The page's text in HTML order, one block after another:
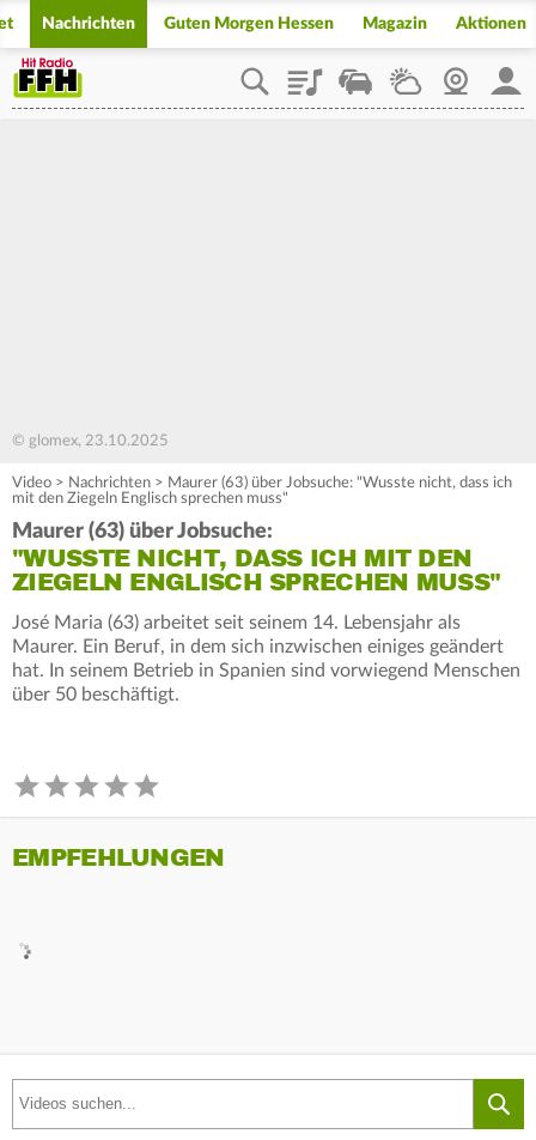
Nachrichten Guten Morgen Hessen Magazin Aktionen
PlaylistStaupilotWetterWebcam
© glomex, 23.10.2025
Video > Nachrichten > Maurer (63) über Jobsuche: "Wusste nicht, dass ich
mit den Ziegeln Englisch sprechen muss"
Maurer (63) über Jobsuche:
"WUSSTE NICHT, DASS ICH MIT DEN
ZIEGELN ENGLISCH SPRECHEN MUSS"
José Maria (63) arbeitet seit seinem 14. Lebensjahr als
Maurer. Ein Beruf, in dem sich inzwischen einiges geändert
hat. In seinem Betrieb in Spanien sind vorwiegend Menschen
über 50 beschäftigt.
EMPFEHLUNGEN